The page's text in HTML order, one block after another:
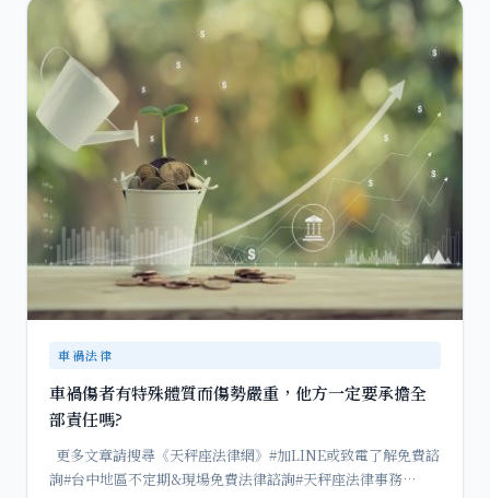
車禍法律
車禍傷者有特殊體質而傷勢嚴重，他方一定要承擔全
部責任嗎?
更多文章請搜尋《天秤座法律網》#加LINE或致電了解免費諮
詢#台中地區不定期&現場免費法律諮詢#天秤座法律事務…